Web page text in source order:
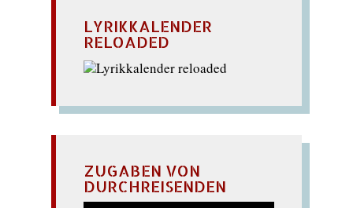
LYRIKKALENDER
RELOADED
ZUGABEN VON
DURCHREISENDEN